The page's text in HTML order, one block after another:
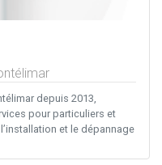
depuis 2013,
pour particuliers et
et le dépannage